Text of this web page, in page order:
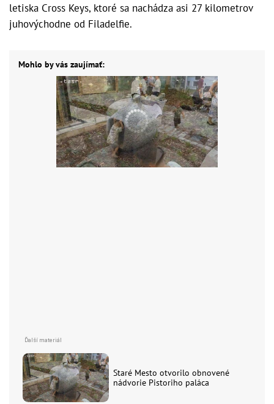
letiska Cross Keys, ktoré sa nachádza asi 27 kilometrov
juhovýchodne od Filadelfie.
Mohlo by vás zaujímať:
Staré Mesto otvorilo obnovené
nádvorie Pistoriho paláca